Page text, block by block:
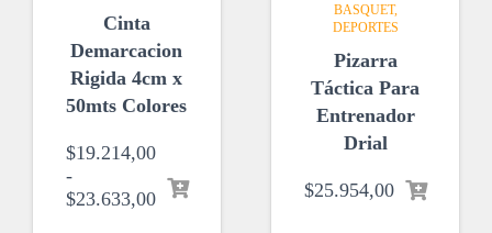
Cinta
Demarcacion
Rigida 4cm x
50mts Colores
$19.214,00
-
$23.633,00
BASQUET
DEPORTES
Pizarra
Táctica Para
Entrenador
Drial
$25.954,00